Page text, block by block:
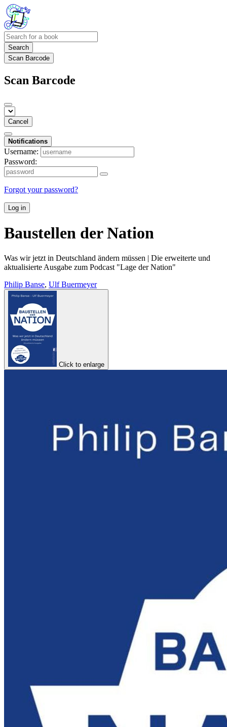
Search
Scan Barcode
Scan Barcode
Cancel
Notifications
Username:
Password:
Forgot your password?
Log in
Baustellen der Nation
Was wir jetzt in Deutschland ändern müssen | Die erweiterte und
aktualisierte Ausgabe zum Podcast "Lage der Nation"
Philip Banse, Ulf Buermeyer
Click to enlarge